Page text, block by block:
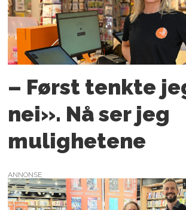
– Først tenkte
nei». Nå ser jeg
mulighetene
ANNONSE